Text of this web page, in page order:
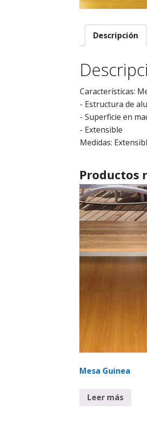
Descripción
Características:
- Estructura de
- Superficie en
- Extensible
Medidas:
Productos
Mesa Guinea
Leer más